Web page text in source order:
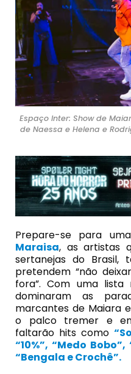
Espaço Inter: Show de
de Naessa e Helena e
Prepare-se para
Maraisa, as artistas
sertanejas do Brasil,
pretendem “não
fora”. Com uma lista
dominaram as
marcantes de Maiara
o palco tremer e
faltarão hits como
“10%”, “Medo
“Bengala e Crochê”.